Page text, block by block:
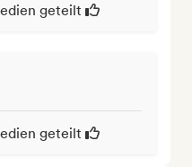
geteilt
geteilt